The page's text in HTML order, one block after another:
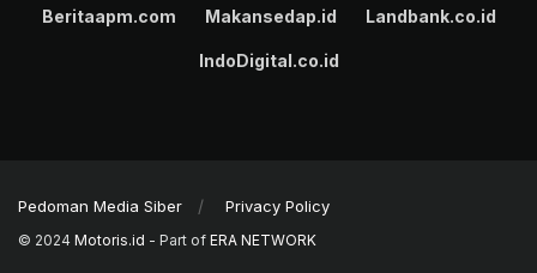
Beritaapm.com Makansedap.id Landbank.co.id
IndoDigital.co.id
Pedoman Media Siber Privacy Policy
© 2024 Motoris.id - Part of ERA NETWORK